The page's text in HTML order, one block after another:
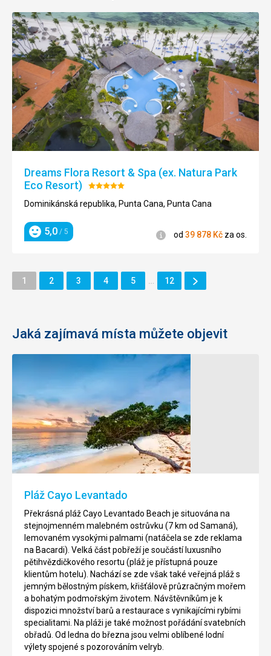
Dreams Flora Resort & Spa (ex. Natura Park
Eco Resort) Hodnocení:
5/5
Dominikánská republika, Punta Cana, Punta Cana
Hodnocení
5,0 / 5 Informace
od 39 878 Kč za os.
Stránka
1 Stránka
2 Stránka
3 Stránka
4 Stránka
5 … Stránka
12
Další
Stránka
Jaká zajímavá místa můžete objevit
Pláž Cayo Levantado
Překrásná pláž Cayo Levantado Beach je situována na
stejnojmenném malebném ostrůvku (7 km od Samaná),
lemovaném vysokými palmami (natáčela se zde reklama
na Bacardi). Velká část pobřeží je součástí luxusního
pětihvězdičkového resortu (pláž je přístupná pouze
klientům hotelu). Nachází se zde však také veřejná pláž s
jemným bělostným pískem, křišťálově průzračným mořem
a bohatým podmořským životem. Návštěvníkům je k
dispozici množství barů a restaurace s vynikajícími rybími
specialitami. Na pláži je také možnost pořádání svatebních
obřadů. Od ledna do března jsou velmi oblíbené lodní
výlety spojené s pozorováním velryb.
Playita
Nádherná,
romantická
pláž
La
Playita
situována
klidném
místě,
nedaleko
letoviska
Las
Galeras
(28
Samaná).
Jemný
bělostný
de
Chavón
Jen
25
minut
jízdy
rušného
letoviska
Romana
nachází
malebné
městečko
Altos
Chavón.
Uměle
vybudovaná
vesnička,